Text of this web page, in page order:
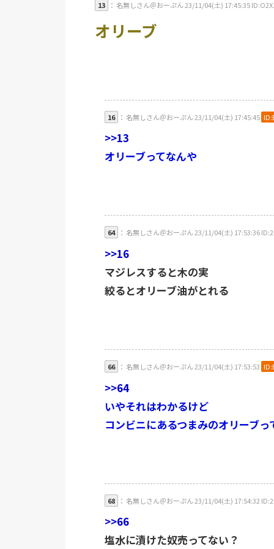
13 ： 名無しさん＠おーぷん 23/11/04(土) 17:45:35
オリーブ
16 ： 名無しさん＠おーぷん 23/11/04(土) 17:45:45
>>13
オリーブってなんや
64 ： 名無しさん＠おーぷん 23/11/04(土) 17:53:36
>>16
マジレスすると木の実
絞るとオリーブ油がとれる
66 ： 名無しさん＠おーぷん 23/11/04(土) 17:53:53
>>64
いやそれはわかるけど
コンビニにあるつまみのオリーブっ
68 ： 名無しさん＠おーぷん 23/11/04(土) 17:54:32
>>66
塩水に漬けた奴売ってない？